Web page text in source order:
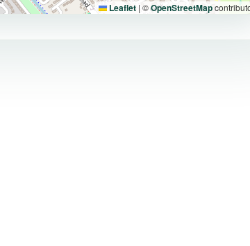
Leaflet | ©OpenStreetMap